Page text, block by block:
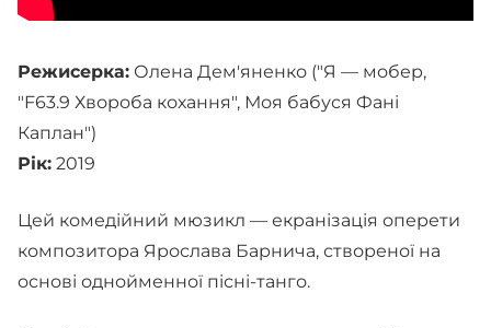
Режисерка: Олена Дем'яненко ("Я — мобер,
"F63.9 Хвороба кохання", Моя бабуся Фані
Каплан")
Рік: 2019
Цей комедійний мюзикл — екранізація оперети
композитора Яро­слава Барнича, створеної на
основі однойменної пісні-танго.